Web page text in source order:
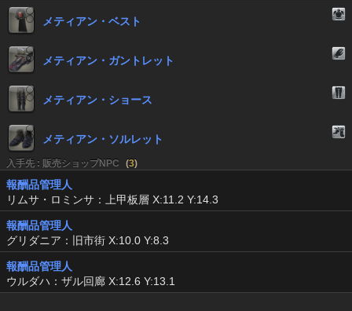
メティアン・ベスト
メティアン・ガントレット
メティアン・ショース
メティアン・ソルレット
入手先 : 販売ショップNPC (3)
報酬品管理人
リムサ・ロミンサ：上甲板層 X:11.2 Y:14.3
報酬品管理人
グリダニア：旧市街 X:10.0 Y:8.3
報酬品管理人
ウルダハ：ザル回廊 X:12.6 Y:13.1